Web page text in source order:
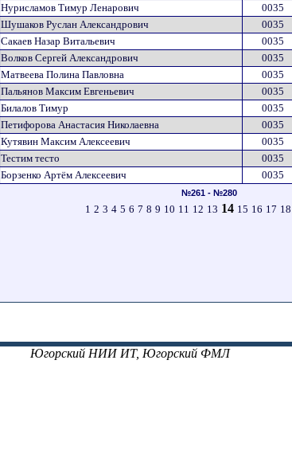
Нурисламов Тимур Ленарович 0035
Шушаков Руслан Александрович 0035
Сакаев Назар Витальевич 0035
Волков Сергей Александрович 0035
Матвеева Полина Павловна 0035
Пальянов Максим Евгеньевич 0035
Билалов Тимур 0035
Петифорова Анастасия Николаевна 0035
Кутявин Максим Алексеевич 0035
Тестим тесто 0035
Борзенко Артём Алексеевич 0035
№261 - №280
1 2 3 4 5 6 7 8 9 10 11 12 13 14 15 16 17 18
Югорский НИИ ИТ, Югорский ФМЛ